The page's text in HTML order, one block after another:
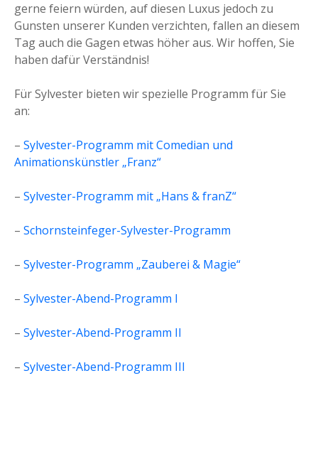
gerne feiern würden, auf diesen Luxus jedoch zu
Gunsten unserer Kunden verzichten, fallen an diesem
Tag auch die Gagen etwas höher aus. Wir hoffen, Sie
haben dafür Verständnis!
Für Sylvester bieten wir spezielle Programm für Sie
an:
– Sylvester-Programm mit Comedian und
Animationskünstler „Franz“
– Sylvester-Programm mit „Hans & franZ“
– Schornsteinfeger-Sylvester-Programm
– Sylvester-Programm „Zauberei & Magie“
– Sylvester-Abend-Programm I
– Sylvester-Abend-Programm II
– Sylvester-Abend-Programm III